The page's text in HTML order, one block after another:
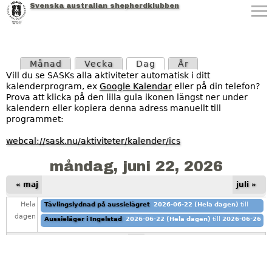
Jump to navigation
Svenska australian shepherdklubben
r
i
m
ä
a
l
Månad Vecka Dag (aktiv flik)
År
Vill du se SASKs alla aktiviteter automatisk i ditt
kalenderprogram, ex Google Kalendar eller på din telefon?
Prova att klicka på den lilla gula ikonen längst ner under
kalendern eller kopiera denna adress manuellt till
programmet:
webcal://sask.nu/aktiviteter/kalender/ics
måndag, juni 22, 2026
« maj juli »
Hela
dagen
Tävlingslydnad på aussielägret 2026-06-22 (Hela dagen) till
2026-06-23 (Hela dagen)Ingelstad gymnasiet
Aussieläger i Ingelstad 2026-06-22 (Hela dagen) till 2026-06-26